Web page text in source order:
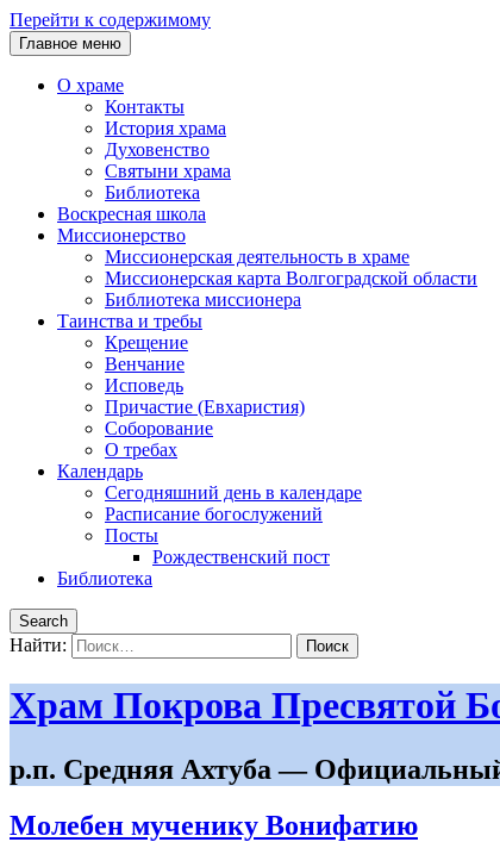
Перейти к содержимому
Главное меню
О храме
Контакты
История храма
Духовенство
Святыни храма
Библиотека
Воскресная школа
Миссионерство
Миссионерская деятельность в храме
Миссионерская карта Волгоградской области
Библиотека миссионера
Таинства и требы
Крещение
Венчание
Исповедь
Причастие (Евхаристия)
Соборование
О требах
Календарь
Сегодняшний день в календаре
Расписание богослужений
Посты
Рождественский пост
Библиотека
Search
Найти:
Храм Покрова Пресвятой
р.п. Средняя Ахтуба —
Молебен мученику Вонифатию